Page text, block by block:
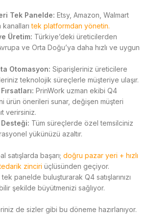
Tek Panelde: Etsy, Amazon, Walmart
kanallarıtek platformdan yönetin.
Üretim: Türkiye’deki üreticilerden
ve Orta Doğu’ya daha hızlı ve uygun
Otomasyon: Siparişleriniz üreticilere
teknolojik süreçlerle müşteriye ulaşır.
PrinWork uzman ekibi Q4
ürün önerileri sunar, değişen müşteri
verirsiniz.
Tüm süreçlerde özel temsilciniz
yükünüzü azaltır.
satışlarda başarı; doğru pazar yeri + hızlı
zinciri üçlüsünden geçiyor.
panelde buluşturarak Q4 satışlarınızı
şekilde büyütmenizi sağlıyor.
de sizler gibi bu döneme hazırlanıyor.